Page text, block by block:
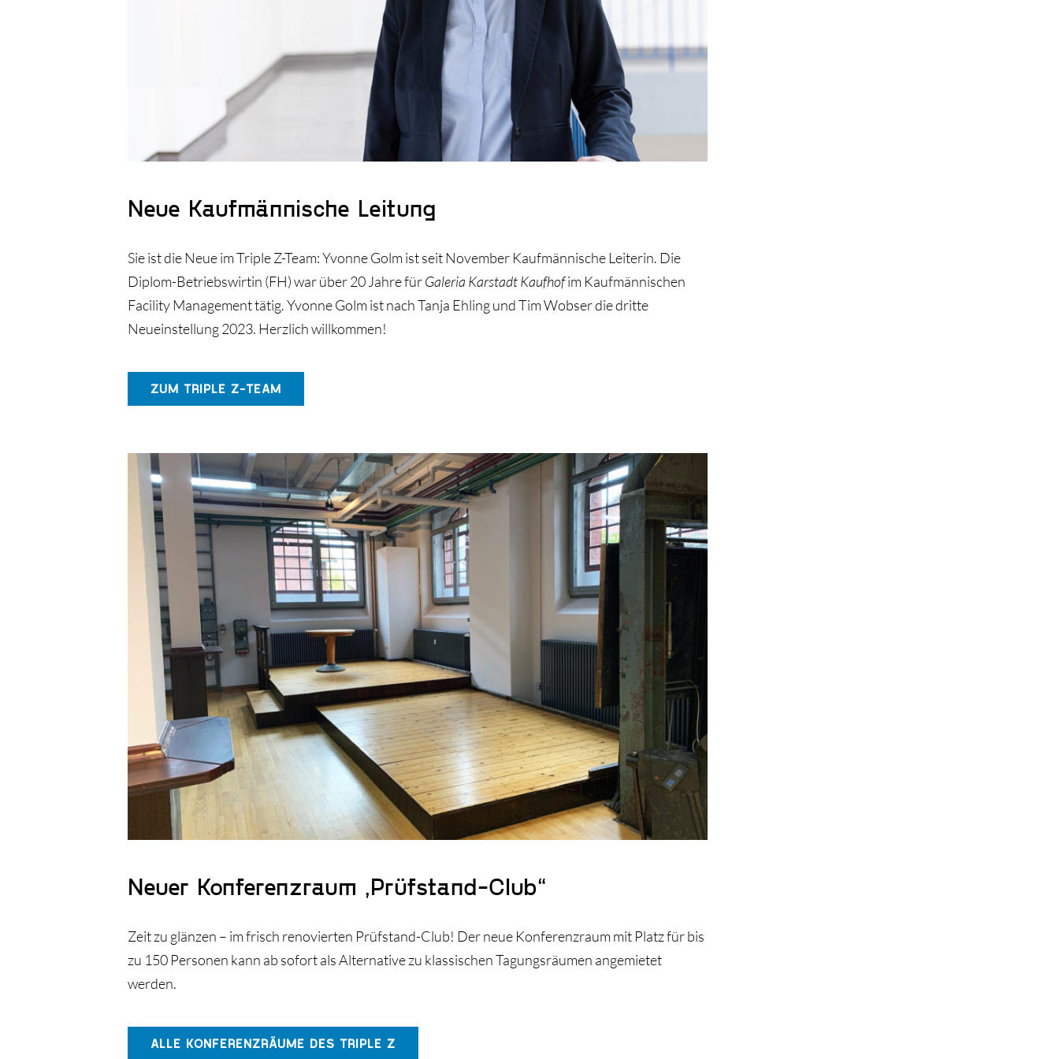
Neue Kaufmännische Leitung
Sie ist die Neue im Triple Z-Team: Yvonne Golm ist seit November Kaufmännische Leiterin. Die
Diplom-Betriebswirtin (FH) war über 20 Jahre fürGaleria Karstadt Kaufhofim Kaufmännischen
Facility Management tätig. Yvonne Golm ist nach Tanja Ehling und Tim Wobser die dritte
Neueinstellung 2023. Herzlich willkommen!
ZUM TRIPLE Z-TEAM
Neuer Konferenzraum „Prüfstand-Club“
Zeit zu glänzen – im frisch renovierten Prüfstand-Club! Der neue Konferenzraum mit Platz für bis
zu 150 Personen kann ab sofort als Alternative zu klassischen Tagungsräumen angemietet
werden.
ALLE KONFERENZRÄUME DES TRIPLE Z